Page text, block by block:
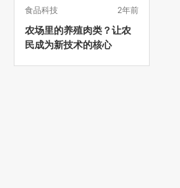
食品科技 2年前
农场里的养殖肉类？让农
民成为新技术的核心